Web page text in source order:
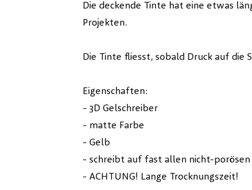
Die deckende Tinte hat eine etwas
Projekten.
Die Tinte fliesst, sobald Druck auf die
Eigenschaften:
- 3D Gelschreiber
- matte Farbe
- Gelb
- schreibt auf fast allen nicht-porösen
- ACHTUNG! Lange Trocknungszeit!